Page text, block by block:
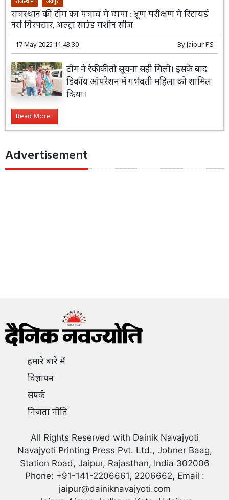
राजस्थान की टीम का पंजाब में छापा : भ्रूण परीक्षण में रिटायर्ड
नर्स गिरफ्तार, अल्ट्रा साउंड मशीन सीज
17 May 2025 11:43:30 ByJaipur PS
टीम ने रेकी की तो सूचना सही मिली। इसके बाद
डिकॉय ऑपरेशन में गर्भवती महिला को शामिल
किया।
Read More...
Advertisement
हमारे बारे में
विज्ञापन
संपर्क
निजता नीति
All Rights Reserved with Dainik Navajyoti
Navajyoti Printing Press Pvt. Ltd., Jobner Baag,
Station Road, Jaipur, Rajasthan, India 302006
Phone: +91-141-2206661, 2206662, Email :
jaipur@dainiknavajyoti.com